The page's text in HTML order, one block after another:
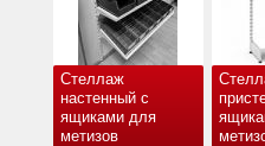
Стеллаж
настенный с
ящиками для
метизов